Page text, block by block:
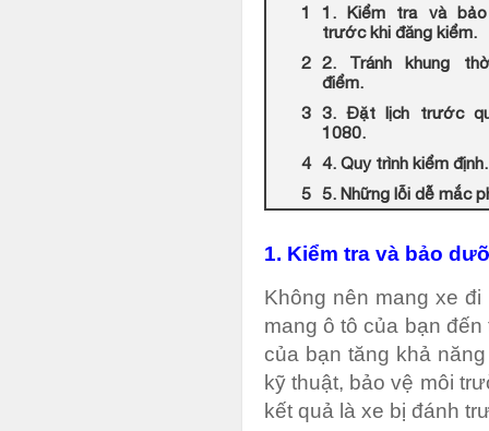
1. Kiểm tra và
trước khi đăng kiểm.
2. Tránh khung
điểm.
3. Đặt lịch trước
1080.
4. Quy trình kiểm định.
5. Những lỗi dễ mắc
1. Kiểm tra và bảo
Không nên mang xe
mang ô tô của bạn
của bạn tăng khả
kỹ thuật, bảo vệ môi
kết quả là xe bị đánh